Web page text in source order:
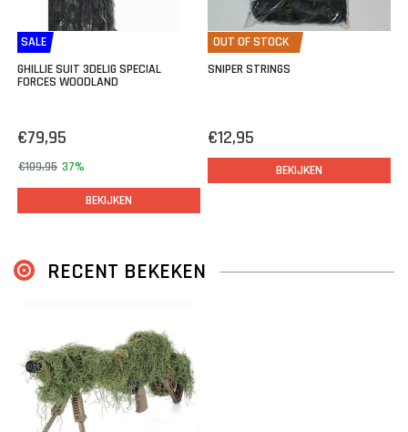
SALE
GHILLIE SUIT 3DELIG SPECIAL
FORCES WOODLAND
€79,95
€109,95 37%
BEKIJKEN
OUT OF STOCK
SNIPER STRINGS
€12,95
BEKIJKEN
RECENT BEKEKEN